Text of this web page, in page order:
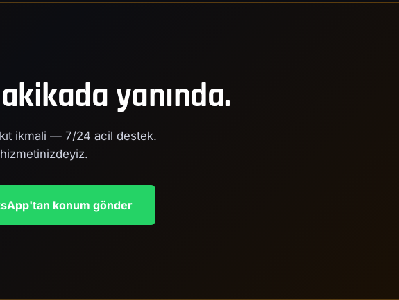
yanında.
ikmali — 7/24 acil destek.
konum gönder